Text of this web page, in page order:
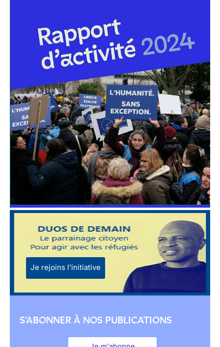
Je rejoins l'initiative
S'ABONNER À NOS PUBLICATIONS